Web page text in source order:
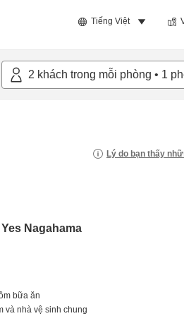
Tiếng Việt
2 khách trong mỗi phòng • 1
Lý do bạn thấy
Nagahama
bữa ăn
và nhà vệ sinh chung